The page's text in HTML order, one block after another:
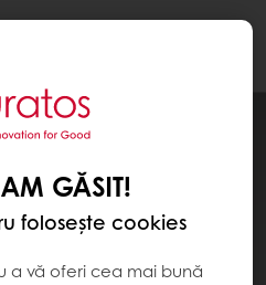
GĂSIT!
folosește cookies
a vă oferi cea mai bună